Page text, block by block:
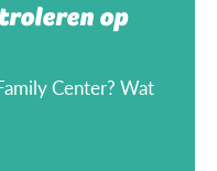
op
Center? Wat